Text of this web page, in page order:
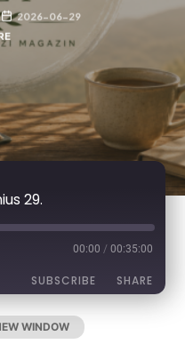
2026-06-29
29.
00:00 / 00:35:00
SUBSCRIBE SHARE
WINDOW